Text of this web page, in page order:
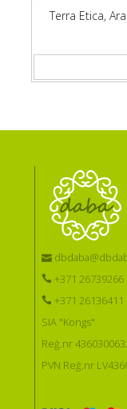
Terra Etica,
+371 26739266
+371 26136411
SIA "Kongs"
Reģ.nr
PVN Reģ.nr